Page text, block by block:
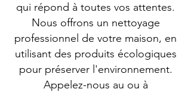
qui répond à toutes vos attentes.
Nous offrons un nettoyage
professionnel de votre maison, en
utilisant des produits écologiques
pour préserver l'environnement.
Appelez-nous au ou à